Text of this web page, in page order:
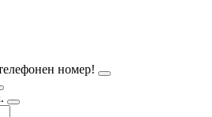
номер!